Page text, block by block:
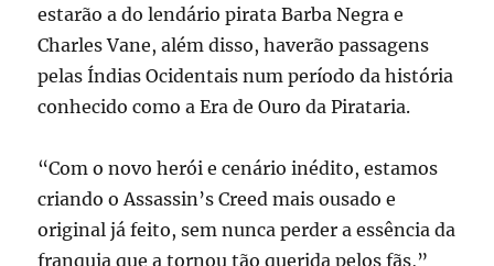
estarão a do lendário pirata Barba Negra e
Charles Vane, além disso, haverão passagens
pelas Índias Ocidentais num período da história
conhecido como a Era de Ouro da Pirataria.
“Com o novo herói e cenário inédito, estamos
criando o Assassin’s Creed mais ousado e
original já feito, sem nunca perder a essência da
franquia que a tornou tão querida pelos fãs,”